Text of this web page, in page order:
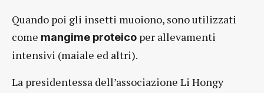
Quando poi gli insetti muoiono, sono utilizzati
come mangime proteico per allevamenti
intensivi (maiale ed altri).
La presidentessa dell’associazione Li Hongy